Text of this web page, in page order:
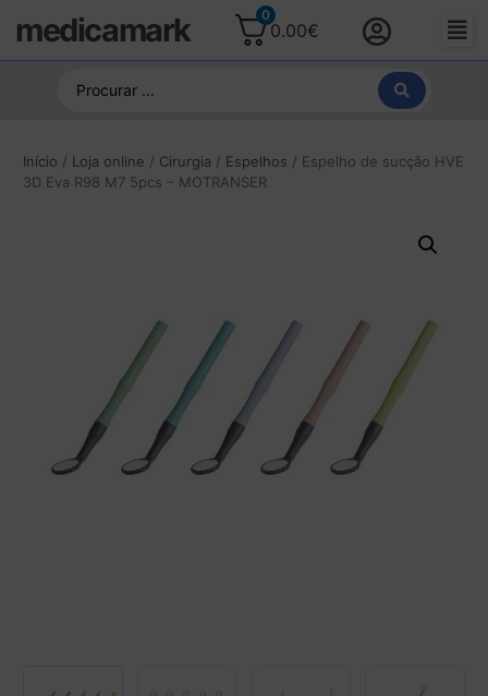
medicamark 0
0.00€
Início / Loja online / Cirurgia / Espelhos / Espelho de sucção HVE
3D Eva R98 M7 5pcs – MOTRANSER